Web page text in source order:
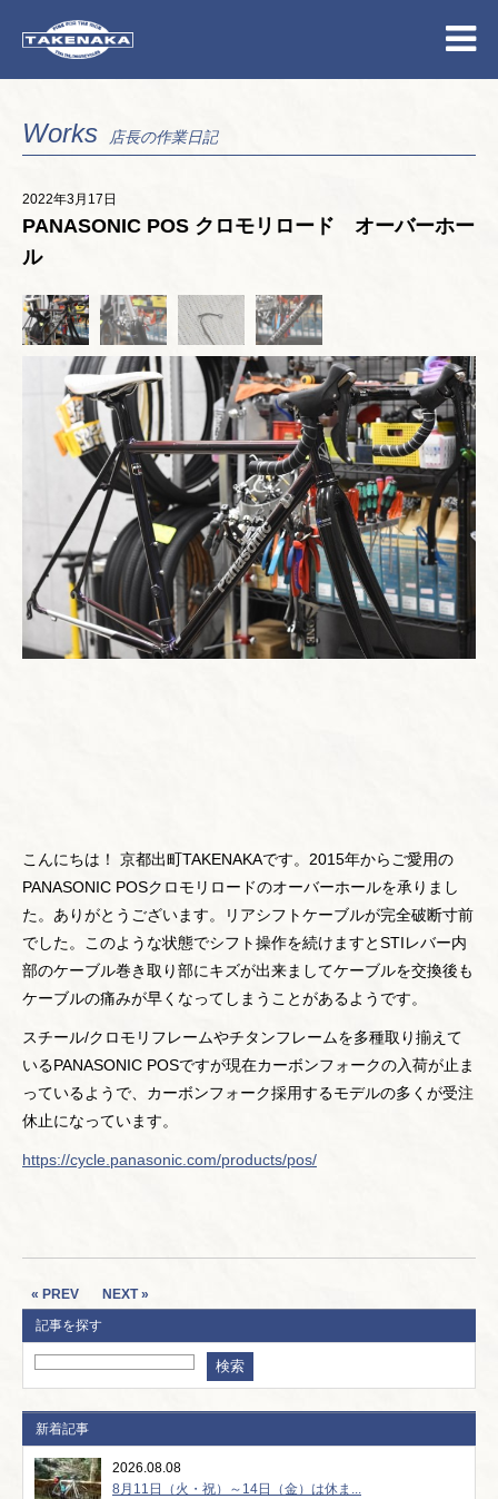
Works 店長の作業日記
2022年3月17日
PANASONIC POS クロモリロード オーバーホー
ル
こんにちは！ 京都出町TAKENAKAです。2015年からご愛用の
PANASONIC POSクロモリロードのオーバーホールを承りまし
た。ありがとうございます。リアシフトケーブルが完全破断寸前
でした。このような状態でシフト操作を続けますとSTIレバー内
部のケーブル巻き取り部にキズが出来ましてケーブルを交換後も
ケーブルの痛みが早くなってしまうことがあるようです。
スチール/クロモリフレームやチタンフレームを多種取り揃えて
いるPANASONIC POSですが現在カーボンフォークの入荷が止ま
っているようで、カーボンフォーク採用するモデルの多くが受注
休止になっています。
https://cycle.panasonic.com/products/pos/
« PREV
NEXT »
記事を探す
新着記事
2026.08.08
8月11日（火・祝）～14日（金）は休ま...